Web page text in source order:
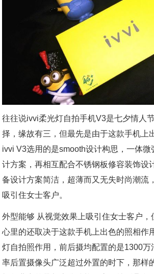
往往说ivvi柔光灯自拍手机V3是七夕情人
择，缘故有三，但最先是由于这款手机上
ivvi V3选用的是smooth设计构思，一体微
计方案，再相互配合不锈钢板修容装饰设
备设计方案简洁，超薄而又无失时尚潮流
吸引住女士客户。
外型能够 从视觉效果上吸引住女士客户，
心里的还取决于这款手机上出色的照相作
灯自拍照作用，前后摄均配置的是1300
率后置摄像头广泛超过外置的时下，那样